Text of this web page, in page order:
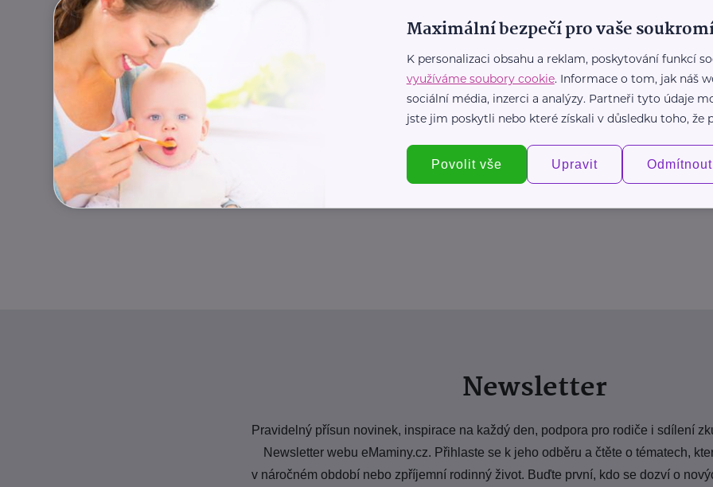
Newsletter
Pravidelný přísun novinek, inspirace na každý den, podpora pro rodiče i sdílení
Newsletter webu eMaminy.cz. Přihlaste se k jeho odběru a čtěte o tématech,
v náročném období nebo zpříjemní rodinný život. Buďte první, kdo se dozví o
Maximální bezpečí pro vaše
K personalizaci obsahu a reklam, poskytování funkcí
využíváme soubory cookie. Informace o tom, jak náš
sociální média, inzerci a analýzy. Partneři tyto údaje
jste jim poskytli nebo které získali v důsledku toho, že
Povolit vše Upravit Odmítnout